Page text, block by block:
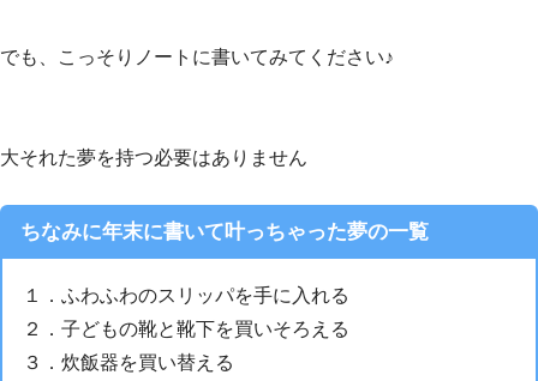
でも、こっそりノートに書いてみてください♪
大それた夢を持つ必要はありません
ちなみに年末に書いて叶っちゃった夢の一覧
１．ふわふわのスリッパを手に入れる
２．子どもの靴と靴下を買いそろえる
３．炊飯器を買い替える